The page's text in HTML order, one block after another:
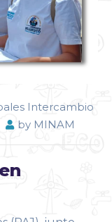
Intercambio
by MINAM